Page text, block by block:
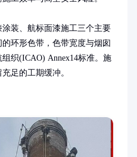
装、航标面漆施工三个主要
环形色带，色带宽度与烟囱
织(ICAO) Annex14标准。施
足的工期缓冲。